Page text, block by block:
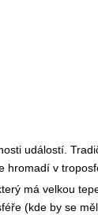
událostí.
hromadí v
má velkou
(kde by se